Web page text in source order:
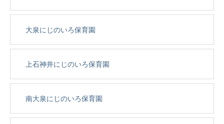
大泉にじのいろ保育園
上石神井にじのいろ保育園
南大泉にじのいろ保育園